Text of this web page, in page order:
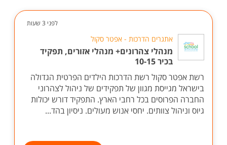
לפני 3 שעות
אתגרים הדרכות - אפטר סקול
מנהלי צהרונים+ מנהלי אזורים, תפקיד
בכיר 10-15
רשת אפטר סקול רשת הדרכות הילדים הפרטית הגדולה
בישראל מגייסת מגוון של תפקידים של ניהול לצהרוני
החברה הפרוסים בכל רחבי הארץ. התפקיד דורש יכולות
גיוס וניהול צוותים. יחסי אנוש מעולים. ניסיון בהד...